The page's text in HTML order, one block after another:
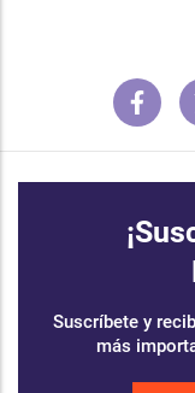
Suscríbete y
más